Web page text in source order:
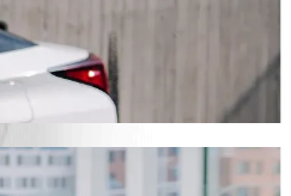
4,30 EUR EUR. Який би не був